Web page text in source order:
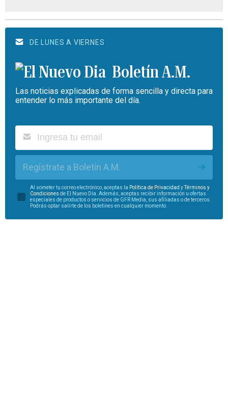
DE LUNES A VIERNES
Boletín A.M.
Las noticias explicadas de forma sencilla y directa para
entender lo más importante del día.
Regístrate a Boletín A.M.
Al someter tu correo electrónico, aceptas la Política de Privacidad yTérminos y
Condiciones de El Nuevo Día. Además, aceptas recibir información u ofertas
especiales de productos o servicios de GFR Media, sus afiliadas o de terceros.
Podrás optar salirte de los boletines en cualquier momento.